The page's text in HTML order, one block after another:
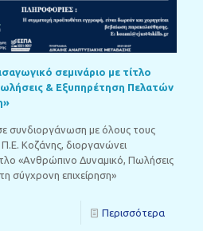
σεμινάριο με τίτλο
& Εξυπηρέτηση Πελατών
συνδιοργάνωση με όλους τους
Κοζάνης, διοργανώνει
«Ανθρώπινο Δυναμικό, Πωλήσεις
σύγχρονη επιχείρηση»
Περισσότερα